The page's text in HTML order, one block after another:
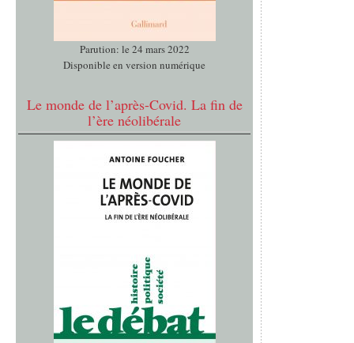
Parution: le 24 mars 2022
Disponible en version numérique
Le monde de l’après-Covid. La fin de
l’ère néolibérale